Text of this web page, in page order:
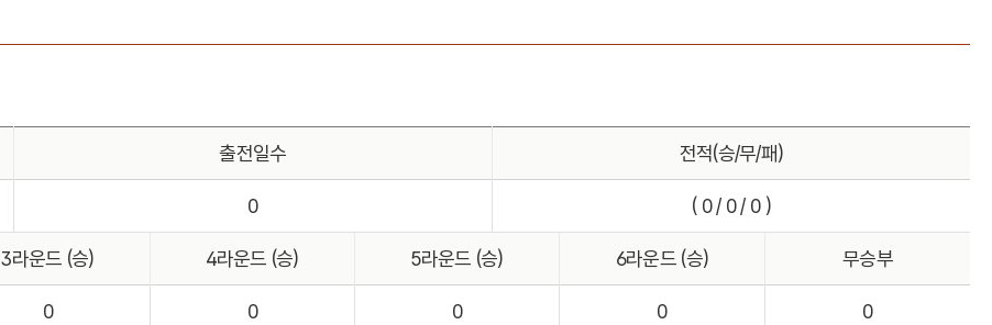
출전일수 전적(승/무/패)
0 ( 0 / 0 / 0 )
3라운드 (승) 4라운드 (승) 5라운드 (승) 6라운드 (승) 무승부
0 0 0 0 0